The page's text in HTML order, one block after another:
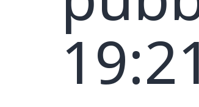
19:21